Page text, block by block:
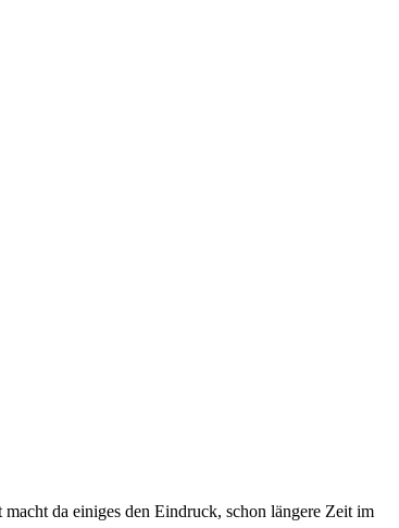
da einiges den Eindruck, schon längere Zeit im